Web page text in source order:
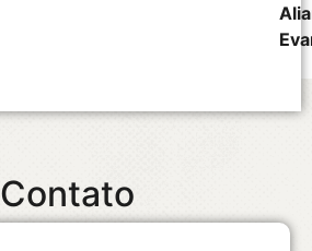
Contato